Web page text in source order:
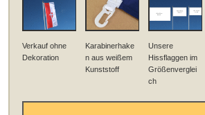
Verkauf ohne
Dekoration
Karabinerhake
n aus weißem
Kunststoff
Unsere
Hissflaggen im
Größenverglei
ch